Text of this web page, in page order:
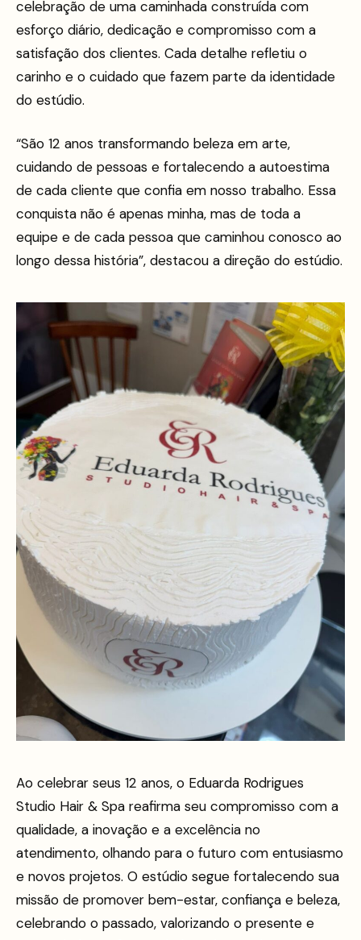
celebração de uma caminhada construída com
esforço diário, dedicação e compromisso com a
satisfação dos clientes. Cada detalhe refletiu o
carinho e o cuidado que fazem parte da identidade
do estúdio.
“São 12 anos transformando beleza em arte,
cuidando de pessoas e fortalecendo a autoestima
de cada cliente que confia em nosso trabalho. Essa
conquista não é apenas minha, mas de toda a
equipe e de cada pessoa que caminhou conosco ao
longo dessa história”, destacou a direção do estúdio.
Ao celebrar seus 12 anos, o Eduarda Rodrigues
Studio Hair & Spa reafirma seu compromisso com a
qualidade, a inovação e a excelência no
atendimento, olhando para o futuro com entusiasmo
e novos projetos. O estúdio segue fortalecendo sua
missão de promover bem-estar, confiança e beleza,
celebrando o passado, valorizando o presente e